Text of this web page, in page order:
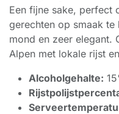
Een fijne sake, perfect
gerechten op smaak
mond en zeer elegant.
Alpen met lokale rijst
Alcoholgehalte: